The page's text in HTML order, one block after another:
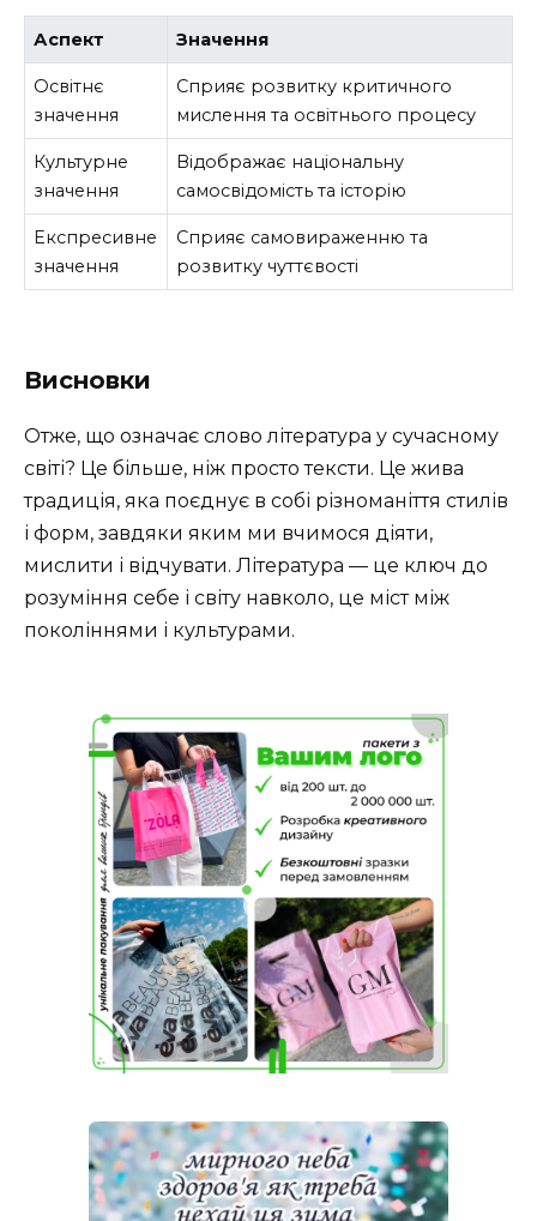
Аспект Значення
Освітнє
значення
Сприяє розвитку критичного
мислення та освітнього процесу
Культурне
значення
Відображає національну
самосвідомість та історію
Експресивне
значення
Сприяє самовираженню та
розвитку чуттєвості
Висновки
Отже, що означає слово література у сучасному
світі? Це більше, ніж просто тексти. Це жива
традиція, яка поєднує в собі різноманіття стилів
і форм, завдяки яким ми вчимося діяти,
мислити і відчувати. Література — це ключ до
розуміння себе і світу навколо, це міст між
поколіннями і культурами.